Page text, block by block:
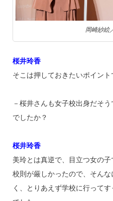
岡崎紗絵
桜井玲香
そこは押しておきたいポイント
－桜井さんも女子校出身だそ
でしたか？
桜井玲香
美玲とは真逆で、目立つ女の子
校則が厳しかったので、そん
く、とりあえず学校に行って